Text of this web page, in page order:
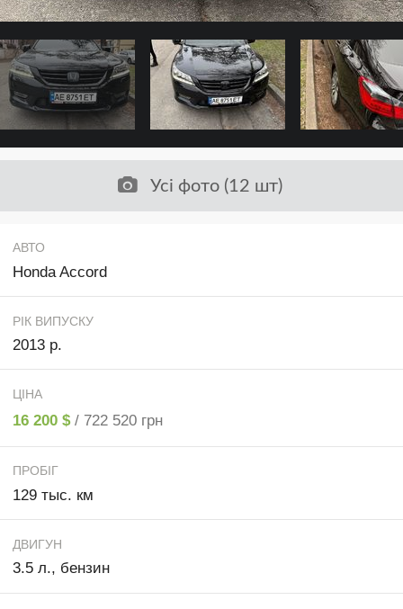
Усі фото (12 шт)
АВТО
Honda Accord
РІК ВИПУСКУ
2013 р.
ЦІНА
16 200 $ / 722 520 грн
ПРОБІГ
129 тыс. км
ДВИГУН
3.5 л., бензин